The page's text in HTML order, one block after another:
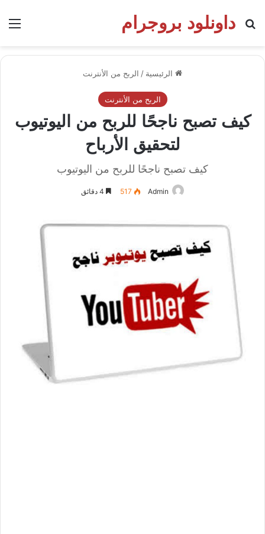
داونلود بروجرام
بحث عن
الرئيسية / الربح من الأنترنت
الربح من الأنترنت
كيف تصبح ناجحًا للربح من اليوتيوب
لتحقيق الأرباح
كيف تصبح ناجحًا للربح من اليوتيوب
Admin
517